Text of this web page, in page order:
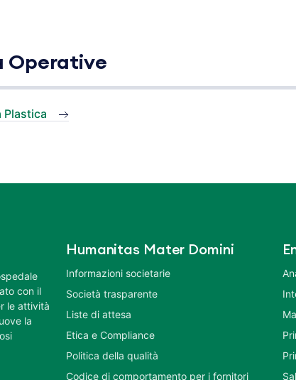
Operative
Plastica
con il
le attività
la
Humanitas Mater Domini
Informazioni societarie
Società trasparente
Liste di attesa
Etica e Compliance
Politica della qualità
Codice di comportamento per i fornitori